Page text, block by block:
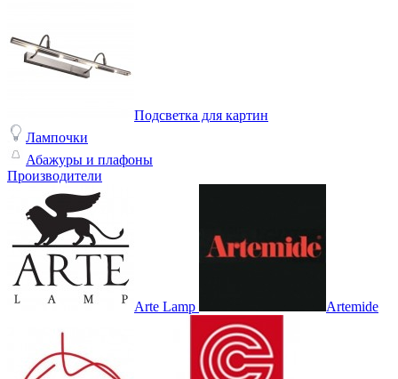
Подсветка для картин
Лампочки
Абажуры и плафоны
Производители
Arte Lamp Artemide